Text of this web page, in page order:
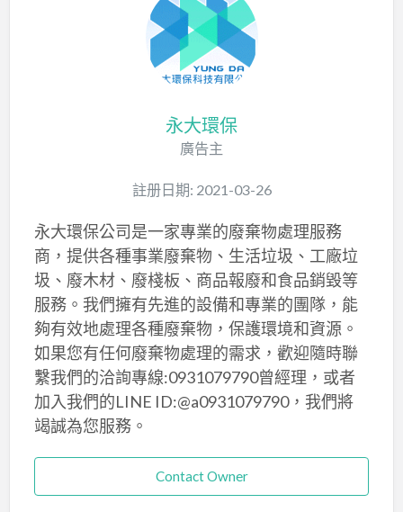
永大環保
廣告主
註册日期: 2021-03-26
永大環保公司是一家專業的廢棄物處理服務
商，提供各種事業廢棄物、生活垃圾、工廠垃
圾、廢木材、廢棧板、商品報廢和食品銷毀等
服務。我們擁有先進的設備和專業的團隊，能
夠有效地處理各種廢棄物，保護環境和資源。
如果您有任何廢棄物處理的需求，歡迎隨時聯
繫我們的洽詢專線:0931079790曾經理，或者
加入我們的LINE ID:@a0931079790，我們將
竭誠為您服務。
Contact Owner